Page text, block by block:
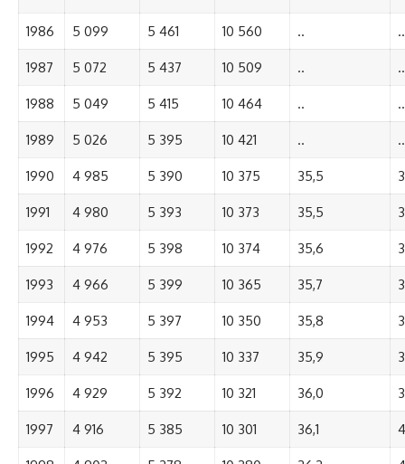
1986 5 099 5 461 10 560 .. ..
1987 5 072 5 437 10 509 .. ..
1988 5 049 5 415 10 464 .. ..
1989 5 026 5 395 10 421 .. ..
1990 4 985 5 390 10 375 35,5
1991 4 980 5 393 10 373 35,5
1992 4 976 5 398 10 374 35,6
1993 4 966 5 399 10 365 35,7
1994 4 953 5 397 10 350 35,8
1995 4 942 5 395 10 337 35,9
1996 4 929 5 392 10 321 36,0
1997 4 916 5 385 10 301 36,1